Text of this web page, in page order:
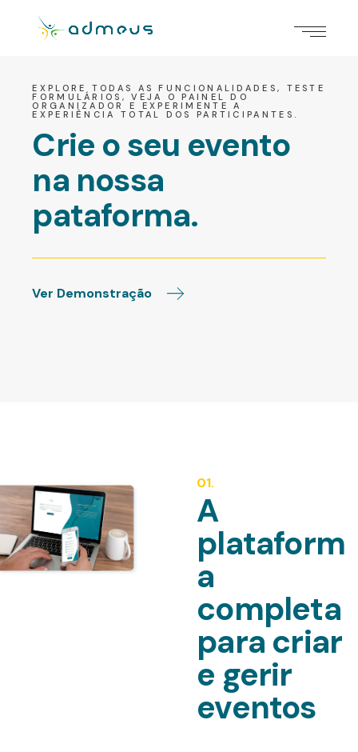
EXPLORE TODAS AS FUNCIONALIDADES, TESTE
FORMULÁRIOS, VEJA O PAINEL DO
ORGANIZADOR E EXPERIMENTE A
EXPERIÊNCIA TOTAL DOS PARTICIPANTES.
Crie o seu evento
na nossa
pataforma.
Ver Demonstração
01.
A
plataform
a
completa
para criar
e gerir
eventos